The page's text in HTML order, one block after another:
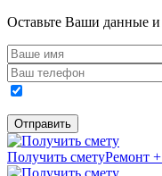
Оставьте Ваши данные
Получить сметуРемонт